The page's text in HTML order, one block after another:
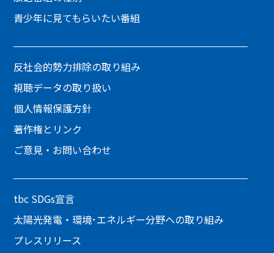
青少年に見てもらいたい番組
反社会的勢力排除の取り組み
視聴データの取り扱い
個人情報保護方針
著作権とリンク
ご意見・お問い合わせ
tbc SDGs宣言
太陽光発電・環境･エネルギー分野への取り組み
プレスリリース